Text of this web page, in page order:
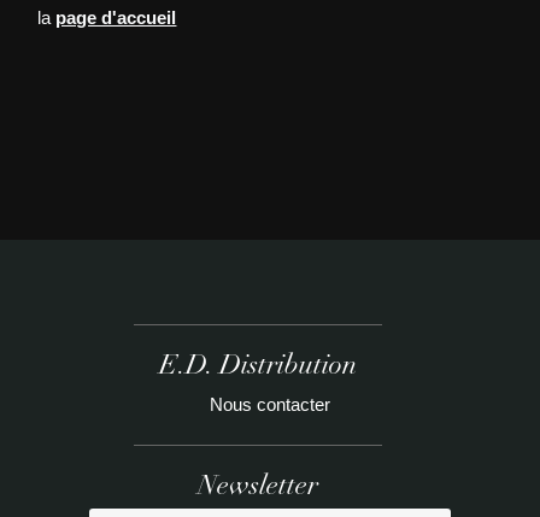
la page d'accueil
E.D. Distribution
Nous contacter
Newsletter